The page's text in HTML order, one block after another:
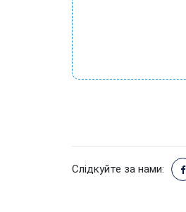
Слідкуйте за нами: